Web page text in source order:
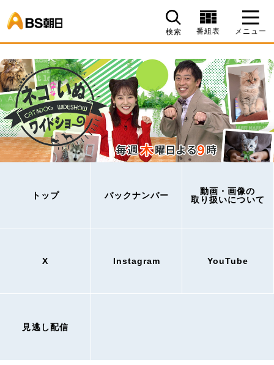
検索 番組表 メニュー
トップ バックナンバー
動画・画像の
取り扱いについて
X Instagram YouTube
見逃し配信